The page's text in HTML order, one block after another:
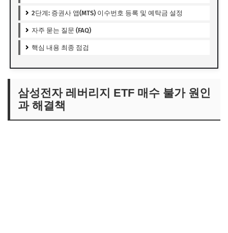
2단계: 증권사 앱(MTS) 이수번호 등록 및 예탁금 설정
자주 묻는 질문 (FAQ)
핵심 내용 최종 점검
삼성전자 레버리지 ETF 매수 불가 원인
과 해결책